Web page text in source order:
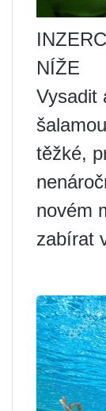
NÍŽE
Vysadit
těžké,
novém
zabírat